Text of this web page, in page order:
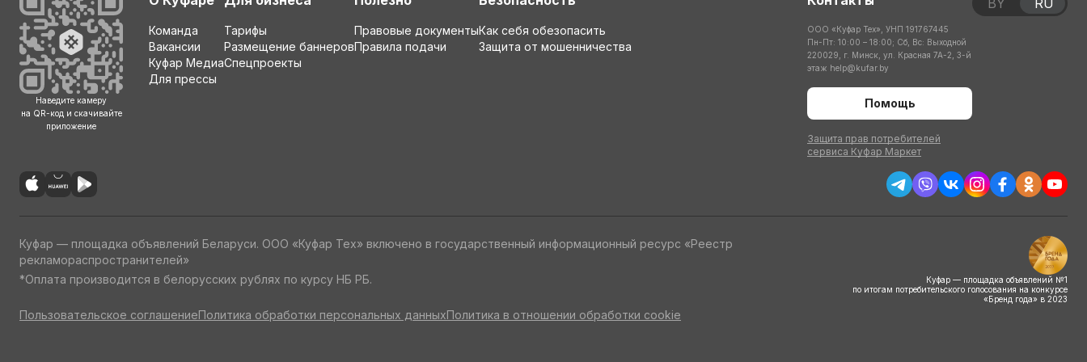
аварийный, Услуги сантехника, Сантехнические работы Минск, Услуги сантехника
цены, Сантехник на дачу, Сантехник на дачу под ключ
Наведите камеру
на QR-код и скачивайте
приложение
Команда
Вакансии
Куфар Медиа
Для прессы
Тарифы
Размещение баннеров
Спецпроекты
Правовые документы
Правила подачи
Как себя обезопасить
Защита от мошенничества
ООО «Куфар Тех», УНП 191767445
Пн-Пт: 10:00 – 18:00; Сб, Вс: Выходной
220029, г. Минск, ул. Красная 7А-2, 3-й
этаж help@kufar.by
Помощь
Защита прав потребителей
сервиса Куфар Маркет
BY RU
Куфар — площадка объявлений Беларуси. ООО «Куфар Тех» включено в государственный информационный ресурс «Реестр
рекламораспространителей»
*Оплата производится в белорусских рублях по курсу НБ РБ.
Пользовательское соглашениеПолитика обработки персональных данныхПолитика в отношении обработки cookie
Куфар — площадка объявлений №1
по итогам потребительского голосования на конкурсе
«Бренд года» в 2023